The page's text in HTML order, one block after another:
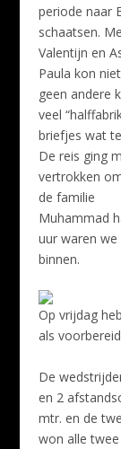
periode naar
schaatsen.
Valentijn en
Paula kon
geen andere
veel
briefjes wat
De reis ging
vertrokken
de familie
Muhammad
uur waren
binnen.
Op vrijdag
als
De
en 2
mtr. en de
won alle